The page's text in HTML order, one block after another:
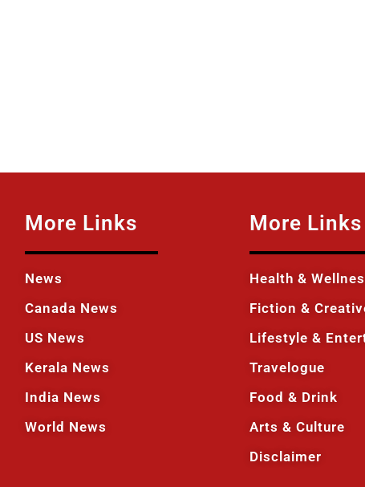
More Links
News
Canada News
US News
Kerala News
India News
World News
More Links
Health &
Fiction &
Lifestyle &
Travelogue
Food & Drink
Arts & Culture
Disclaimer